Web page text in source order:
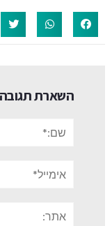
השארת תגובה